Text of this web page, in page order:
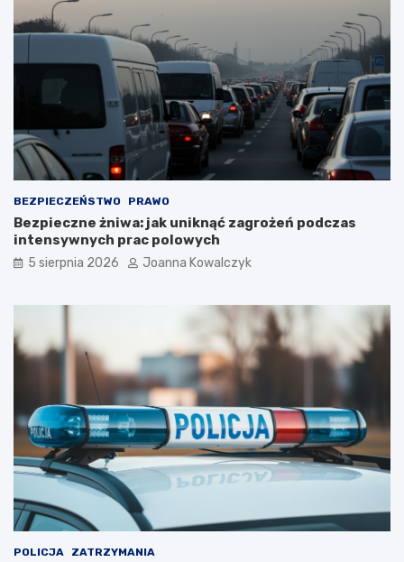
BEZPIECZEŃSTWO PRAWO
Bezpieczne żniwa: jak uniknąć zagrożeń podczas
intensywnych prac polowych
5 sierpnia 2026 Joanna Kowalczyk
POLICJA ZATRZYMANIA